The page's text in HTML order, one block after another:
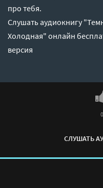
про тебя.
Слушать аудиокнигу
Холодная" онлайн
версия
СЛУШАТЬ
0